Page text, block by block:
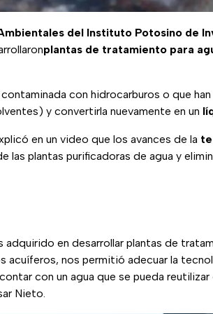
del Instituto Potosino de
plantas de tratamiento para
con hidrocarburos o que
y convertirla nuevamente en un
en un video que los avances de la
las plantas purificadoras de agua y
adquirido en desarrollar plantas de
acuíferos, nos permitió adecuar la
con un agua que se pueda reutilizar
Nieto.